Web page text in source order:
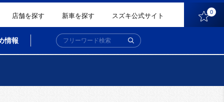
店舗を探す 新車を探す スズキ公式サイト 0
情報